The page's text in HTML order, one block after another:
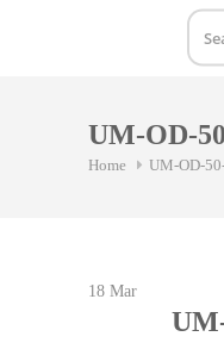
UM-OD-
Home UM-OD-
18 Mar